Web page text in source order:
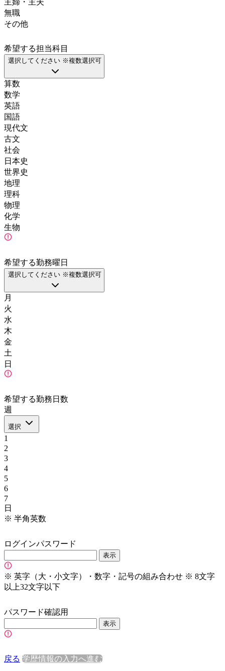
無職
その他
希望する担当科目
選択してください ※複数選択可
算数
数学
英語
国語
現代文
古文
社会
日本史
世界史
地理
理科
物理
化学
生物
希望する勤務曜日
選択してください ※複数選択可
月
火
水
木
金
土
日
希望する勤務日数
週
選択
1
2
3
4
5
6
7
日
※ 半角英数
ログインパスワード
表示
※ 英字（大・小文字）・数字・記号の組み合わせ ※ 8文字
以上32文字以下
パスワード確認用
表示
戻る 学歴情報の入力へ進む